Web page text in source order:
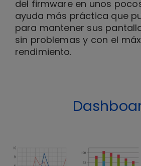
del firmware en unos
ayuda más práctica que
para mantener sus
sin problemas y con el
rendimiento.